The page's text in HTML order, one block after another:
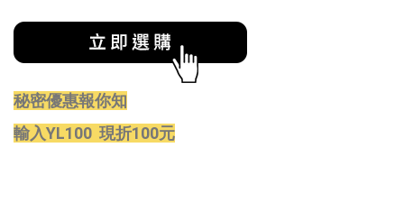
秘密優惠報你知
輸入YL100 現折100元